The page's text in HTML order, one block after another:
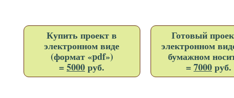
Купить проект в
электронном виде
(формат «pdf»)
=5000руб.
Готовый
электронном
бумажном
=7000руб.